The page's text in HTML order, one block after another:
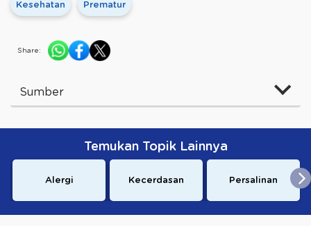
Kesehatan Prematur
Share:
Sumber
Temukan Topik Lainnya
Alergi Kecerdasan Persalinan